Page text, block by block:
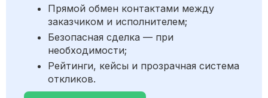
Прямой обмен контактами между
заказчиком и исполнителем;
Безопасная сделка — при
необходимости;
Рейтинги, кейсы и прозрачная система
откликов.